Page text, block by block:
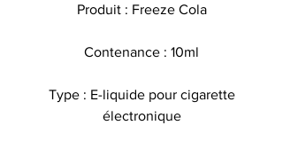
Produit : Freeze Cola
Contenance : 10ml
Type : E-liquide pour cigarette
électronique